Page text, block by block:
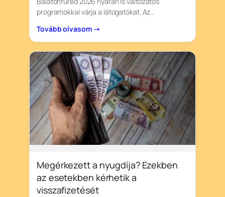
programokkal várja a látogatókat. Az…
Tovább olvasom →
Megérkezett a nyugdíja? Ezekben
az esetekben kérhetik a
visszafizetését